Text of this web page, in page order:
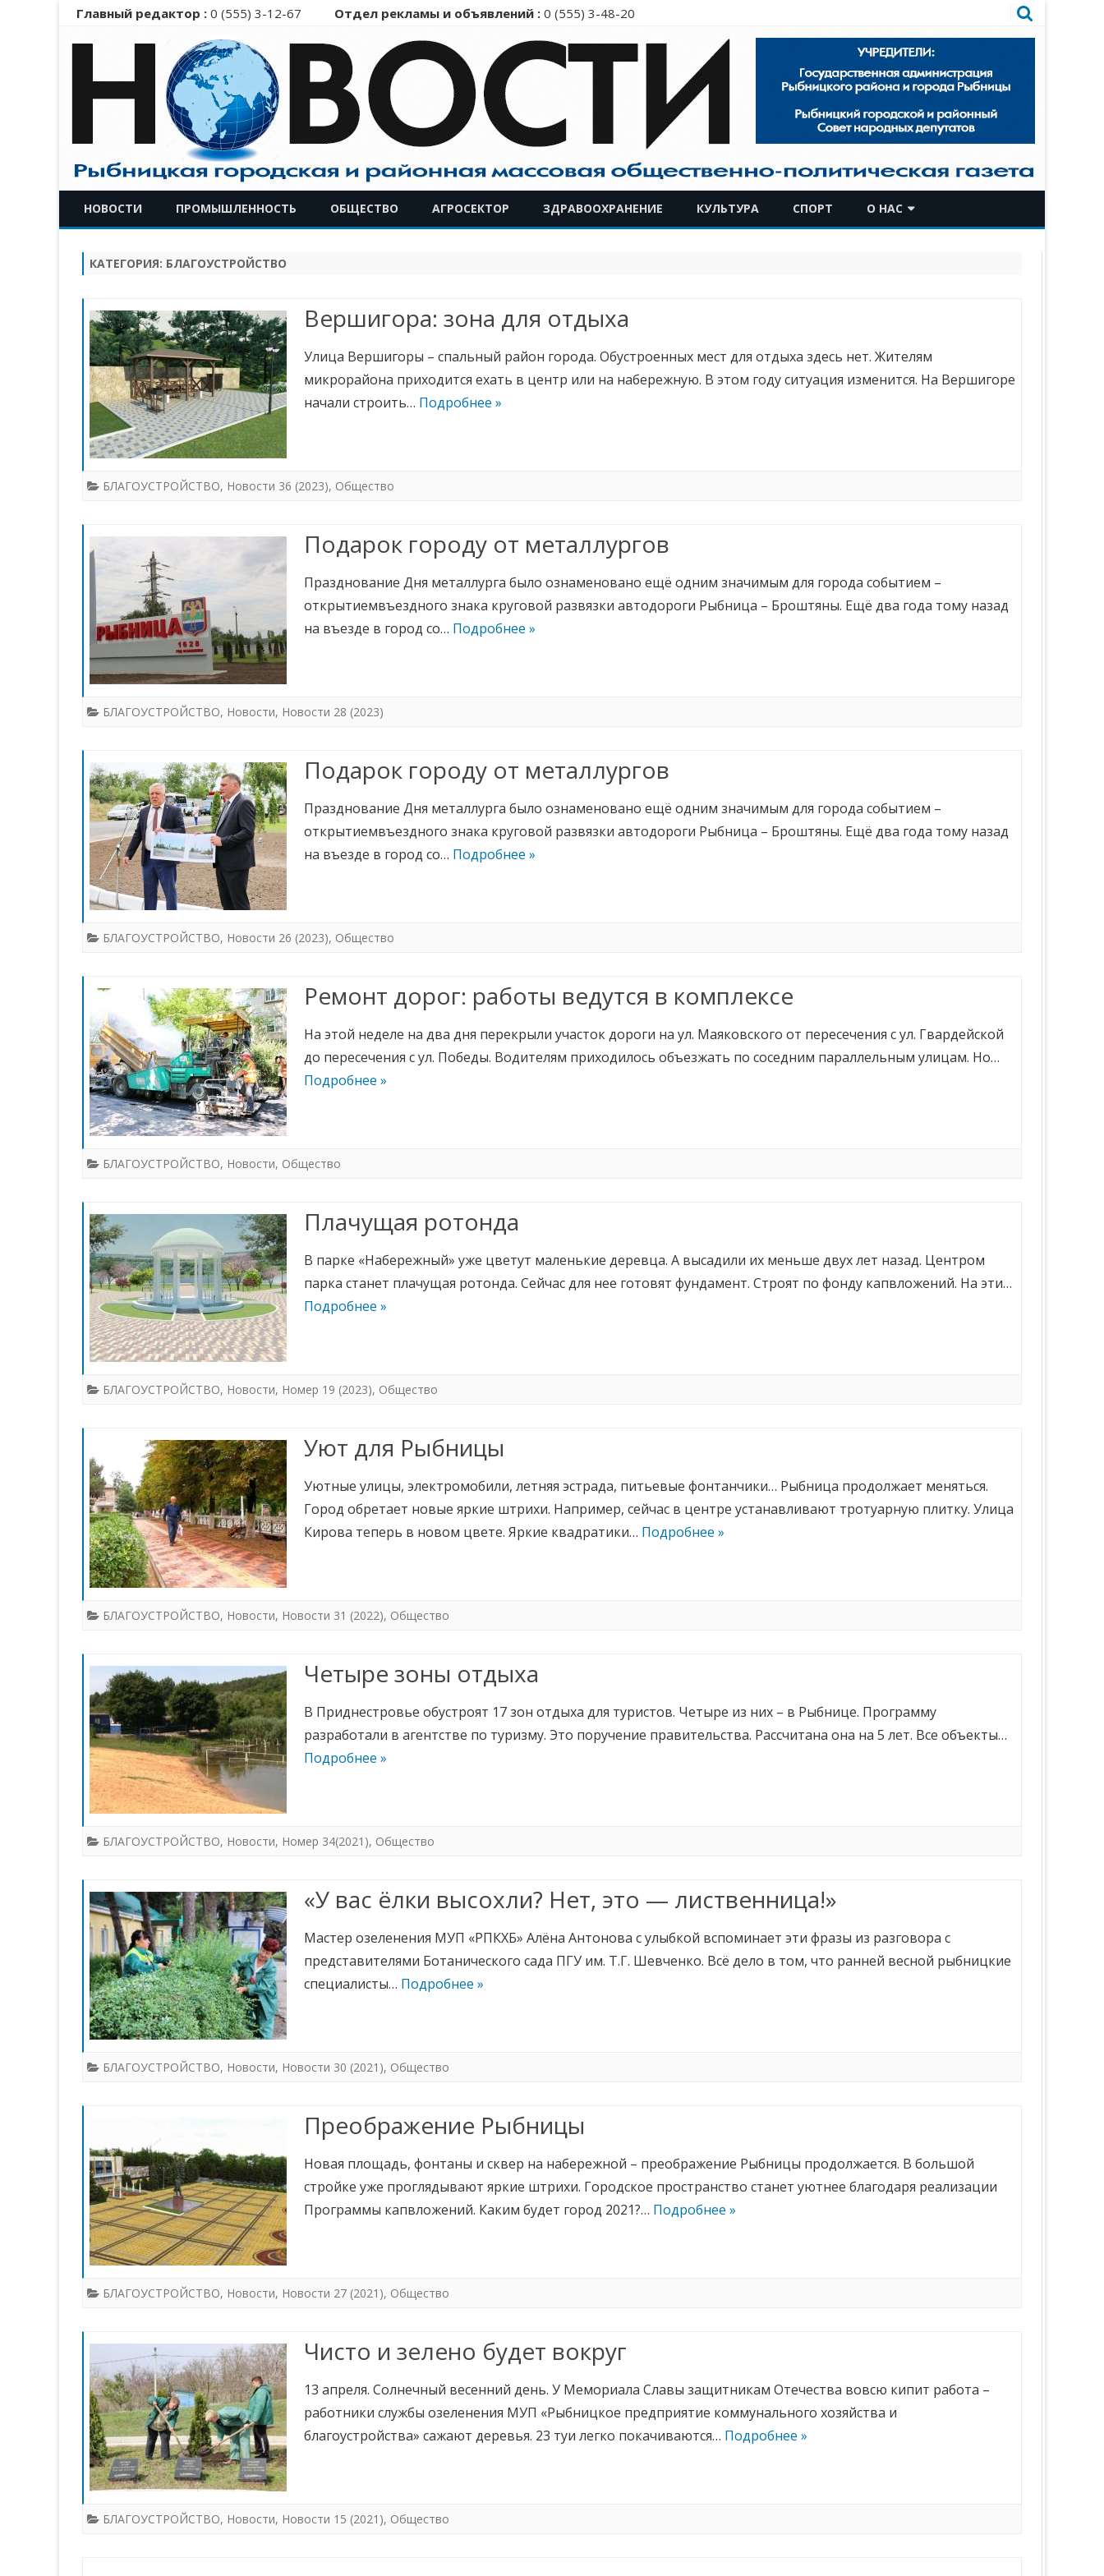
Главный редактор : 0 (555) 3-12-67 Отдел рекламы и объявлений : 0 (555) 3-48-20
к
содержимому
НОВОСТИ ПРОМЫШЛЕННОСТЬ ОБЩЕСТВО АГРОСЕКТОР ЗДРАВООХРАНЕНИЕ КУЛЬТУРА СПОРТ О НАС
КАТЕГОРИЯ: БЛАГОУСТРОЙСТВО
Вершигора: зона для отдыха
Улица Вершигоры – спальный район города. Обустроенных мест для отдыха здесь нет. Жителям
микрорайона приходится ехать в центр или на набережную. В этом году ситуация изменится. На Вершигоре
начали строить… Подробнее »
БЛАГОУСТРОЙСТВО, Новости 36 (2023), Общество
Подарок городу от металлургов
Празднование Дня металлурга было ознаменовано ещё одним значимым для города событием –
открытиемвъездного знака круговой развязки автодороги Рыбница – Броштяны. Ещё два года тому назад
на въезде в город со… Подробнее »
БЛАГОУСТРОЙСТВО, Новости, Новости 28 (2023)
Подарок городу от металлургов
Празднование Дня металлурга было ознаменовано ещё одним значимым для города событием –
открытиемвъездного знака круговой развязки автодороги Рыбница – Броштяны. Ещё два года тому назад
на въезде в город со… Подробнее »
БЛАГОУСТРОЙСТВО, Новости 26 (2023), Общество
Ремонт дорог: работы ведутся в комплексе
На этой неделе на два дня перекрыли участок дороги на ул. Маяковского от пересечения с ул. Гвардейской
до пересечения с ул. Победы. Водителям приходилось объезжать по соседним параллельным улицам. Но…
Подробнее »
БЛАГОУСТРОЙСТВО, Новости, Общество
Плачущая ротонда
В парке «Набережный» уже цветут маленькие деревца. А высадили их меньше двух лет назад. Центром
парка станет плачущая ротонда. Сейчас для нее готовят фундамент. Строят по фонду капвложений. На эти…
Подробнее »
БЛАГОУСТРОЙСТВО, Новости, Номер 19 (2023), Общество
Уют для Рыбницы
Уютные улицы, электромобили, летняя эстрада, питьевые фонтанчики… Рыбница продолжает меняться.
Город обретает новые яркие штрихи. Например, сейчас в центре устанавливают тротуарную плитку. Улица
Кирова теперь в новом цвете. Яркие квадратики… Подробнее »
БЛАГОУСТРОЙСТВО, Новости, Новости 31 (2022), Общество
Четыре зоны отдыха
В Приднестровье обустроят 17 зон отдыха для туристов. Четыре из них – в Рыбнице. Программу
разработали в агентстве по туризму. Это поручение правительства. Рассчитана она на 5 лет. Все объекты…
Подробнее »
БЛАГОУСТРОЙСТВО, Новости, Номер 34(2021), Общество
«У вас ёлки высохли? Нет, это — лиственница!»
Мастер озеленения МУП «РПКХБ» Алёна Антонова с улыбкой вспоминает эти фразы из разговора с
представителями Ботанического сада ПГУ им. Т.Г. Шевченко. Всё дело в том, что ранней весной рыбницкие
специалисты… Подробнее »
БЛАГОУСТРОЙСТВО, Новости, Новости 30 (2021), Общество
Преображение Рыбницы
Новая площадь, фонтаны и сквер на набережной – преображение Рыбницы продолжается. В большой
стройке уже проглядывают яркие штрихи. Городское пространство станет уютнее благодаря реализации
Программы капвложений. Каким будет город 2021?… Подробнее »
БЛАГОУСТРОЙСТВО, Новости, Новости 27 (2021), Общество
Чисто и зелено будет вокруг
13 апреля. Солнечный весенний день. У Мемориала Славы защитникам Отечества вовсю кипит работа –
работники службы озеленения МУП «Рыбницкое предприятие коммунального хозяйства и
благоустройства» сажают деревья. 23 туи легко покачиваются… Подробнее »
БЛАГОУСТРОЙСТВО, Новости, Новости 15 (2021), Общество